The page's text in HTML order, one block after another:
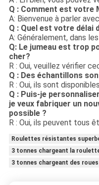
Q : Comment est votre
A: Bienvenue à parler
Q : Quel est votre délai
A: Généralement, dans
Q: Le jumeau est trop
cher?
R : Oui, veuillez vérifier
Q : Des échantillons
R : Oui, ils sont
Q : Puis-je
je veux fabriquer un
possible ?
R : Oui, ils peuvent tous
Roulettes résistantes
3 tonnes chargeant la
3 tonnes chargeant des